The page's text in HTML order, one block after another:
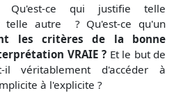
Qu'est-ce qui justifie telle
telle autre ? Qu'est-ce qu'un
les critères de la bonne
VRAIE ? Et le but de
il véritablement d'accéder à
à l'explicite ?